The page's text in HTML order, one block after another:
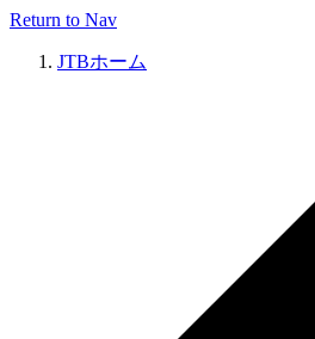
Return to Nav
JTBホーム